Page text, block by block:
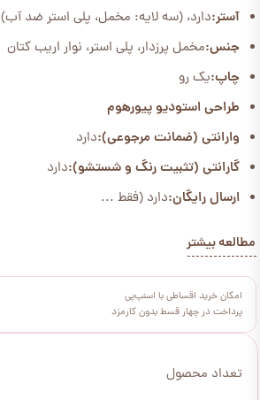
تعداد محصول
آستر:دارد، (سه لایه: مخمل، پلی استر ضد آب)
جنس:مخمل پرزدار، پلی استر، نوار اریب کتان
چاپ:یک رو
طراحی استودیو پیورهوم
وارانتی (ضمانت مرجوعی):دارد
گارانتی (تثبیت رنگ و شستشو):دارد
ارسال رایگان:دارد (فقط ...
مطالعه بیشتر
امکان خرید اقساطی با اسنپ‌پی
پرداخت در چهار قسط بدون کارمزد